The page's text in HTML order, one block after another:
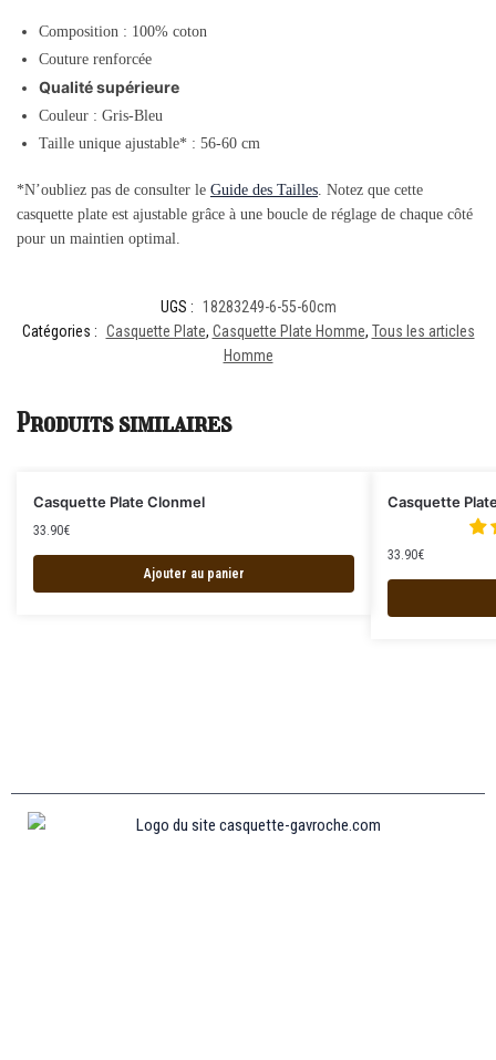
Composition : 100% coton
Couture renforcée
Qualité supérieure
Couleur : Gris-Bleu
Taille unique ajustable* : 56-60 cm
*N’oubliez pas de consulter le Guide des Tailles . Notez que cette
casquette plate est ajustable grâce à une boucle de réglage de chaque côté
pour un maintien optimal.
UGS :
18283249-6-55-60cm
Catégories : Casquette Plate, Casquette Plate Homme, Tous les articles
Homme
Produits similaires
Casquette Plate Clonmel
33.90€
Ajouter au panier
Casquette
33.90€